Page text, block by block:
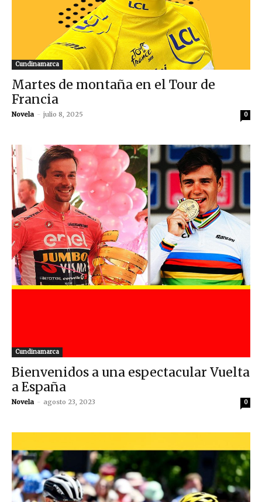
Cundinamarca
Martes de montaña en el Tour de
Francia
Novela - julio 8, 2025 0
Cundinamarca
Bienvenidos a una espectacular Vuelta
a España
Novela - agosto 23, 2023 0